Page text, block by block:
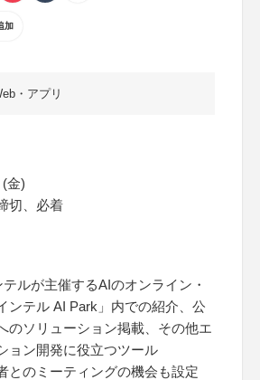
加
・アプリ
金)
切、必着
ルが主催するAIのオンライン・
ンテル AI Park」内での紹介、公
のソリューション掲載、その他エ
ョン開発に役立つツール
とのミーティングの機会も設定